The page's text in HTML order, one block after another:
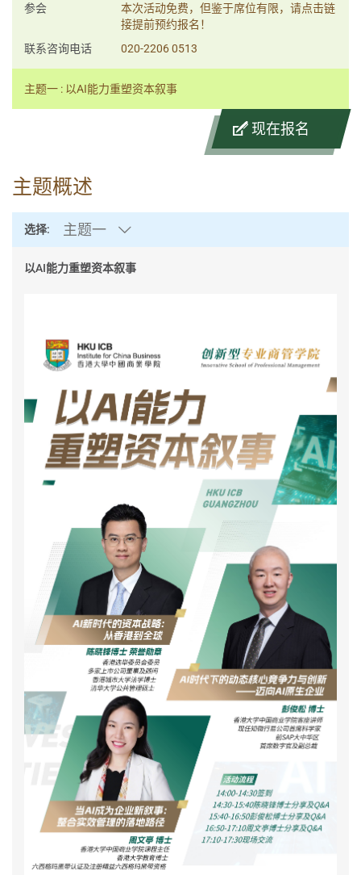
参会
本次活动免费，但鉴于席位有限，请点击链
接提前预约报名！
联系咨询电话
020-2206 0513
主题一 : 以AI能力重塑资本叙事
现在报名
主题概述
选择: 主题一
以AI能力重塑资本叙事